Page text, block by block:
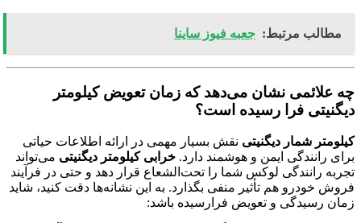
مطالب مرتبط: جعبه فیوز ساینا
چه علائمی نشان می‌دهد که زمان تعویض کیلومتر
دیگنیتی فرا رسیده است؟
کیلومتر شمار دیگنیتی نقش بسیار مهمی در ارائه اطلاعات حیاتی
برای رانندگی ایمن و هوشمند دارد. خرابی کیلومتر دیگنیتی می‌تواند
تجربه رانندگی لوکس شما را تحت‌الشعاع قرار دهد و حتی در فرآیند
فروش خودرو هم تأثیر منفی بگذارد. به این نشانه‌ها دقت کنید، شاید
زمان رسیدگی و تعویض فرارسیده باشد: